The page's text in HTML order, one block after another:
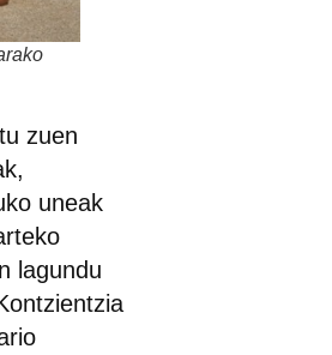
zuen
uneak
lagundu